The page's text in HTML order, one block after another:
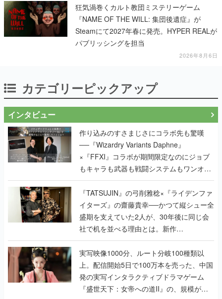
狂気渦巻くカルト教団ミステリーゲーム
『NAME OF THE WILL: 集団後遺症』が
Steamにて2027年春に発売。HYPER REALが
パブリッシングを担当
2026年8月6日
カテゴリーピックアップ
インタビュー
作り込みのすさまじさにコラボ先も驚嘆
──『Wizardry Variants Daphne』
×『FFXI』コラボが期間限定なのにジョブ
もキャラも武器も戦闘システムもワンオフ
で作り込まれた理由を両ディレクターに聞
く
『TATSUJIN』の弓削雅稔×『ライデンファ
イターズ』の齋藤貴幸──かつて縦シュー全
盛期を支えていた2人が、30年後に同じ会
社で机を並べる理由とは。新作
『TATSUJIN EXTREME』で初タッグを組
んだレジェンド2人に訊く開発秘話
実写映像1000分、ルート分岐100種類以
上。配信開始5日で100万本を売った、中国
発の実写インタラクティブドラマゲーム
『盛世天下：女帝への道II』の、規模が違